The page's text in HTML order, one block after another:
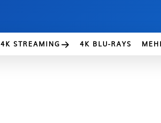
4K STREAMING 4K BLU-RAYS